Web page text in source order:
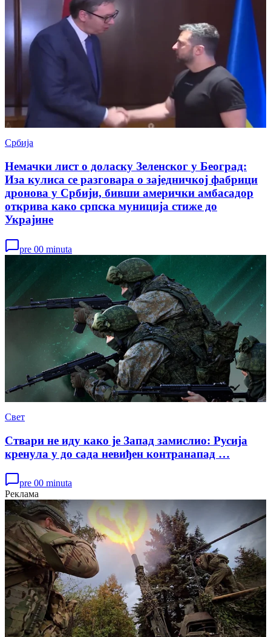
Србија
Немачки лист о доласку Зеленског у Београд:
Иза кулиса се разговара о заједничкој фабрици
дронова у Србији, бивши амерички амбасадор
открива како српска муниција стиже до
Украјине
pre 00 minuta
Свет
Ствари не иду како је Запад замислио: Русија
кренула у до сада невиђен контранапад …
pre 00 minuta
Реклама